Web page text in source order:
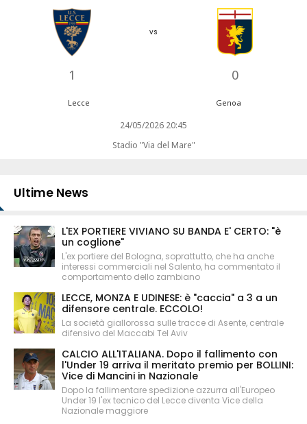
1
vs
0
Lecce Genoa
24/05/2026 20:45
Stadio "Via del Mare"
Ultime News
L'EX PORTIERE VIVIANO SU BANDA E' CERTO: "è
un coglione"
L'ex portiere del Bologna, soprattutto, che ha anche
interessi commerciali nel Salento, ha commentato il
comportamento dello zambiano
LECCE, MONZA E UDINESE: è "caccia" a 3 a un
difensore centrale. ECCOLO!
La società giallorossa sulle tracce di Asente, centrale
difensivo del Maccabi Tel Aviv
CALCIO ALL'ITALIANA. Dopo il fallimento con
l'Under 19 arriva il meritato premio per BOLLINI:
Vice di Mancini in Nazionale
Dopo la fallimentare spedizione azzurra all'Europeo
Under 19 l'ex tecnico del Lecce diventa Vice della
Nazionale maggiore